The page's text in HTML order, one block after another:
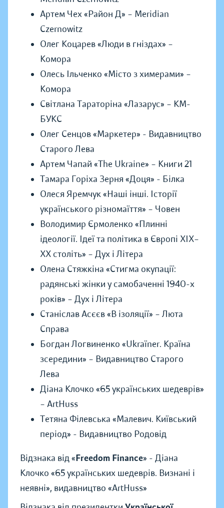
Артем Чех «Район Д» – Meridian
Czernowitz
Олег Коцарев «Люди в гніздах» –
Комора
Олесь Ільченко «Місто з химерами» –
Комора
Світлана Тараторіна «Лазарус» – КМ-
БУКС
Олег Сенцов «Маркетер» - Видавництво
Старого Лева
Артем Чапай «The Ukraine» – Книги 21
Тамара Горіха Зерня «Доця» - Білка
Олеся Яремчук «Наші інші. Історії
українського різномаїття» – Човен
Володимир Єрмоленко «Плинні
ідеології. Ідеї та політика в Європі ХІХ–
ХХ століть» – Дух і Літера
Олена Стяжкіна «Стигма окупації:
радянські жінки у самобаченні 1940-х
років» – Дух і Літера
Станіслав Асєєв «В ізоляції» – Люта
Справа
Богдан Логвиненко «Ukraїner. Країна
зсередини» – Видавництво Старого
Лева
Діана Клочко «65 українських шедеврів»
– ArtHuss
Тетяна Філевська «Малевич. Київський
період» - Видавництво Родовід
Відзнака від «Freedom Finance» - Діана
Клочко «65 українських шедеврів. Визнані і
неявні», видавництво «ArtHuss»